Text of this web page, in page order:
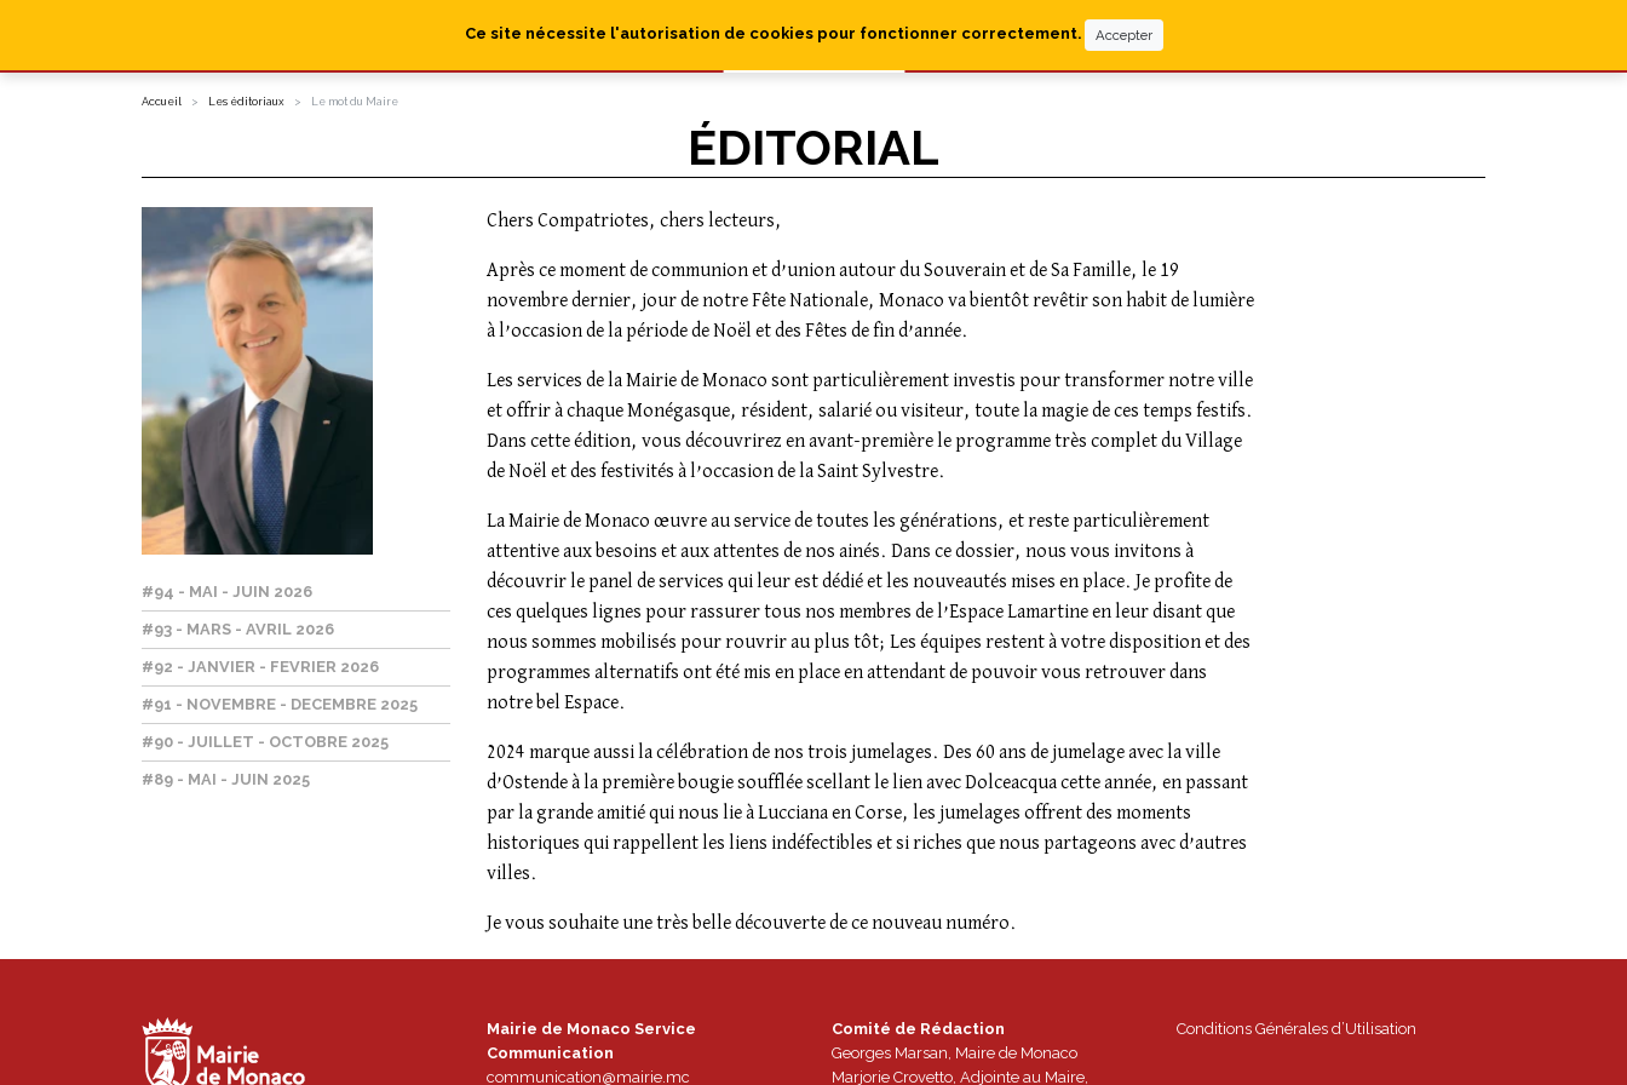
Accueil Les éditoriaux Le mot du Maire
ÉDITORIAL
#94 - MAI - JUIN 2026
#93 - MARS - AVRIL 2026
#92 - JANVIER - FEVRIER 2026
#91 - NOVEMBRE - DECEMBRE 2025
#90 - JUILLET - OCTOBRE 2025
#89 - MAI - JUIN 2025
Chers Compatriotes, chers lecteurs,
Après ce moment de communion et d’union autour du Souverain et de Sa Famille, le 19
novembre dernier, jour de notre Fête Nationale, Monaco va bientôt revêtir son habit de lumière
à l’occasion de la période de Noël et des Fêtes de fin d’année.
Les services de la Mairie de Monaco sont particulièrement investis pour transformer notre ville
et offrir à chaque Monégasque, résident, salarié ou visiteur, toute la magie de ces temps festifs.
Dans cette édition, vous découvrirez en avant-première le programme très complet du Village
de Noël et des festivités à l’occasion de la Saint Sylvestre.
La Mairie de Monaco œuvre au service de toutes les générations, et reste particulièrement
attentive aux besoins et aux attentes de nos ainés. Dans ce dossier, nous vous invitons à
découvrir le panel de services qui leur est dédié et les nouveautés mises en place. Je profite de
ces quelques lignes pour rassurer tous nos membres de l’Espace Lamartine en leur disant que
nous sommes mobilisés pour rouvrir au plus tôt; Les équipes restent à votre disposition et des
programmes alternatifs ont été mis en place en attendant de pouvoir vous retrouver dans
notre bel Espace.
2024 marque aussi la célébration de nos trois jumelages. Des 60 ans de jumelage avec la ville
d’Ostende à la première bougie soufflée scellant le lien avec Dolceacqua cette année, en passant
par la grande amitié qui nous lie à Lucciana en Corse, les jumelages offrent des moments
historiques qui rappellent les liens indéfectibles et si riches que nous partageons avec d’autres
villes.
Je vous souhaite une très belle découverte de ce nouveau numéro.
Mairie de Monaco Service
Communication
communication@mairie.mc
Comité de Rédaction
Georges Marsan, Maire de Monaco
Marjorie Crovetto, Adjointe au Maire,
Conditions Générales d’Utilisation
Ce site nécessite l'autorisation de cookies pour fonctionner correctement. Accepter